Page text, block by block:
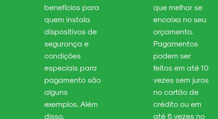
benefícios para
quem instala
dispositivos de
segurança e
condições
especiais para
pagamento são
alguns
exemplos. Além
disso,
que melhor se
encaixa no seu
orçamento.
Pagamentos
podem ser
feitos em até 10
vezes sem juros
no cartão de
crédito ou em
até 6 vezes no